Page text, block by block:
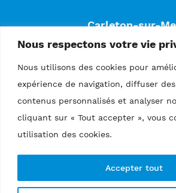
Nous respectons votre vie
Nous utilisons des cookies pour
expérience de navigation, diffuser
contenus personnalisés et analyser
cliquant sur « Tout accepter », vous
utilisation des cookies.
Accepter tout
Carleton-sur-
561B, boulevard
Carleton-sur-Mer,
Canada G0C 1J0
Politique de